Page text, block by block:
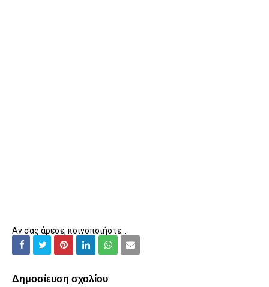
Αν σας άρεσε, κοινοποιήστε...
Δημοσίευση σχολίου